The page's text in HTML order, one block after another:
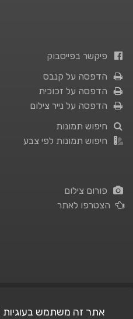
פיקשר בפייסבוק
הדפסה על קנבס
הדפסה על זכוכית
הדפסה על נייר צילום
חיפוש תמונות
חיפוש תמונות לפי צבע
פורום צילום
הצטרפו לאתר